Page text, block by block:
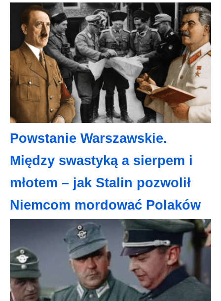
Powstanie Warszawskie.
Między swastyką a sierpem i
młotem – jak Stalin pozwolił
Niemcom mordować Polaków